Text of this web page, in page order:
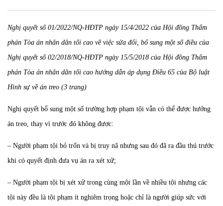
Nghị quyết số 01/2022/NQ-HĐTP ngày 15/4/2022 của Hội đồng Thẩm
phán Tòa án nhân dân tối cao về việc sửa đổi, bổ sung một số điều của
Nghị quyết số 02/2018/NQ-HĐTP ngày 15/5/2018 của Hội đồng Thẩm
phán Tòa án nhân dân tối cao hướng dẫn áp dụng Điều 65 của Bộ luật
Hình sự về án treo (3 trang)
Nghị quyết bổ sung một số trường hợp phạm tội vẫn có thể được hưởng
án treo, thay vì trước đó không được:
– Người phạm tội bỏ trốn và bị truy nã nhưng sau đó đã ra đầu thú trước
khi có quyết định đưa vụ án ra xét xử;
– Người phạm tội bị xét xử trong cùng một lần về nhiều tội nhưng các
tội này đều là tội phạm ít nghiêm trọng hoặc chỉ là người giúp sức với